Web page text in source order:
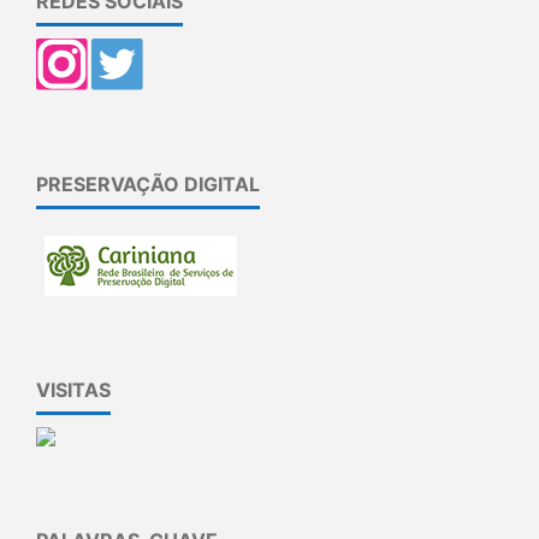
PRESERVAÇÃO DIGITAL
VISITAS